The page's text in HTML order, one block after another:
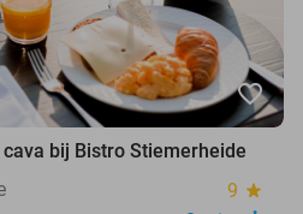
favorite_border
bij Bistro Stiemerheide
9 star